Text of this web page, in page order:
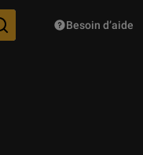
Des suggestions de
Besoin d’aide